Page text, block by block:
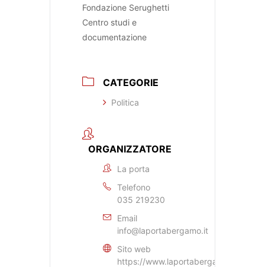
Fondazione Serughetti
Centro studi e
documentazione
CATEGORIE
Politica
ORGANIZZATORE
La porta
Telefono
035 219230
Email
info@laportabergamo.it
Sito web
https://www.laportabergamo.it